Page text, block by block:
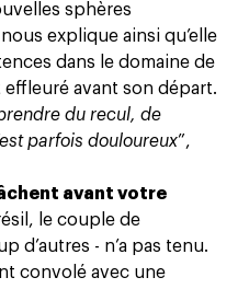
sphères
explique ainsi qu’elle
dans le domaine de
effleuré avant son départ.
du recul, de
parfois douloureux”,
avant votre
le couple de
d’autres - n’a pas tenu.
convolé avec une